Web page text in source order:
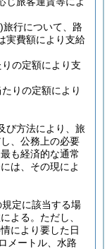
旅行について、路
実費額により支給
の定額により支
りの定額により
び方法により、旅
、公務上の必要
も経済的な通常
は、その現によ
規定に該当する場
よる。 ただし、
により要した日
メートル、水路